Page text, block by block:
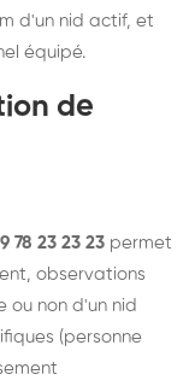
d'un nid actif, et
équipé.
de
78 23 23 23 permet
observations
ou non d'un nid
(personne